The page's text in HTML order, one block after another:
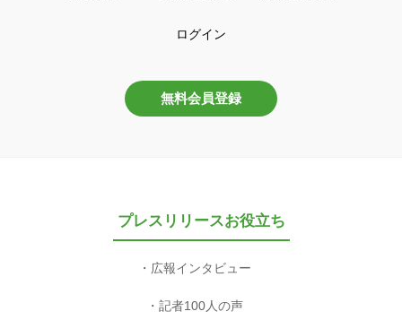
ログイン
無料会員登録
プレスリリースお役立ち
広報インタビュー
記者100人の声